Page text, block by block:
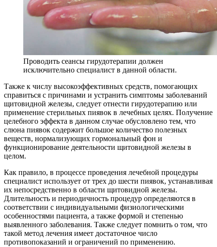
Проводить сеансы гирудотерапии должен
исключительно специалист в данной области.
Также к числу высокоэффективных средств, помогающих
справиться с причинами и устранить симптомы заболеваний
щитовидной железы, следует отнести гирудотерапию или
применение стерильных пиявок в лечебных целях. Получение
целебного эффекта в данном случае обусловлено тем, что
слюна пиявок содержит большое количество полезных
веществ, нормализующих гормональный фон и
функционирование деятельности щитовидной железы в
целом.
Как правило, в процессе проведения лечебной процедуры
специалист использует от трех до шести пиявок, устанавливая
их непосредственно в области щитовидной железы.
Длительность и периодичность процедур определяются в
соответствии с индивидуальными физиологическими
особенностями пациента, а также формой и степенью
выявленного заболевания. Также следует помнить о том, что
такой метод лечения имеет достаточное число
противопоказаний и ограничений по применению.